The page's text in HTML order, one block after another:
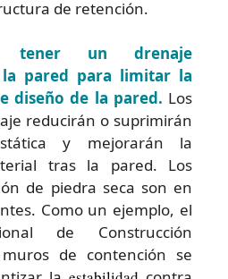
de retención.
tener un drenaje
pared para limitar la
diseño de la pared. Los
reducirán o suprimirán
y mejorarán la
tras la pared. Los
de piedra seca son en
Como un ejemplo, el
de Construcción
de contención se